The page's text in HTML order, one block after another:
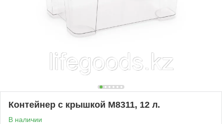
Контейнер с крышкой М8311, 12 л.
В наличии